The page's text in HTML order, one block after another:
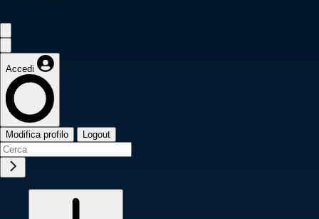
Accedi
Modifica profilo Logout